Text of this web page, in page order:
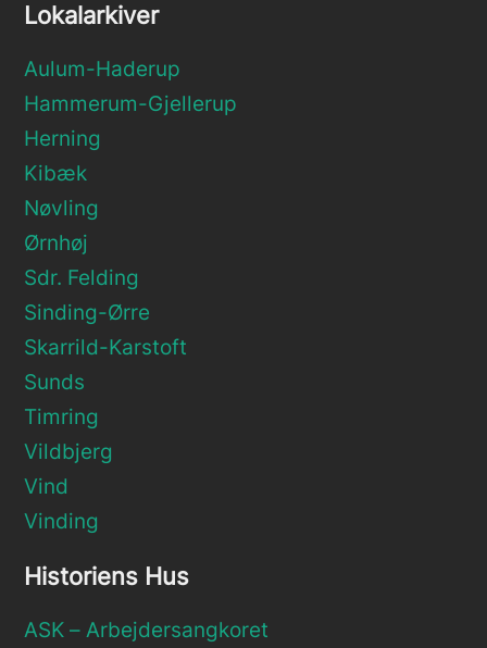
Lokalarkiver
Aulum-Haderup
Hammerum-Gjellerup
Herning
Kibæk
Nøvling
Ørnhøj
Sdr. Felding
Sinding-Ørre
Skarrild-Karstoft
Sunds
Timring
Vildbjerg
Vind
Vinding
Historiens Hus
ASK – Arbejdersangkoret